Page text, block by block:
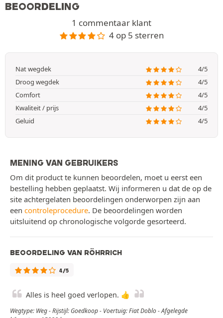
BEOORDELING
1 commentaar klant
4 op 5 sterren
Nat wegdek
4/5
Droog wegdek
4/5
Comfort
4/5
Kwaliteit / prijs
4/5
Geluid
4/5
MENING VAN GEBRUIKERS
Om dit product te kunnen beoordelen, moet u eerst een
bestelling hebben geplaatst. Wij informeren u dat de op de
site achtergelaten beoordelingen onderworpen zijn aan
een controleprocedure. De beoordelingen worden
uitsluitend op chronologische volgorde gesorteerd.
BEOORDELING VAN RÖHRRICH
4/5
Alles is heel goed verlopen. 👍
Wegtype: Weg - Rijstijl: Goedkoop - Voertuig: Fiat Doblo - Afgelegde